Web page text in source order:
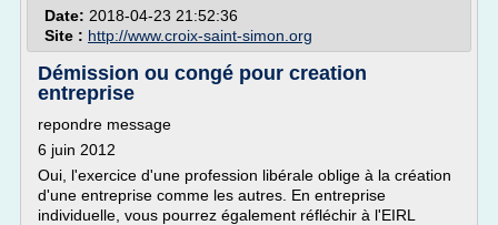
Date: 2018-04-23 21:52:36
Site : http://www.croix-saint-simon.org
Démission ou congé pour creation
entreprise
repondre message
6 juin 2012
Oui, l'exercice d'une profession libérale oblige à la création
d'une entreprise comme les autres. En entreprise
individuelle, vous pourrez également réfléchir à l'EIRL